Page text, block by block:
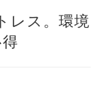
レス。環境